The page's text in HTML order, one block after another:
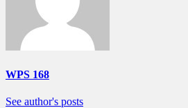
WPS 168
See author's posts